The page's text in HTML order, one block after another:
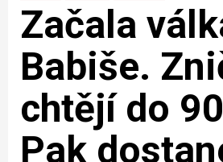
Začala
Babiše.
chtějí do
Pak